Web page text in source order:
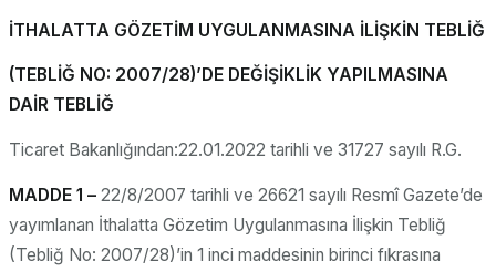
İTHALATTA GÖZETİM UYGULANMASINA İLİŞKİN TEBLİĞ
(TEBLİĞ NO: 2007/28)’DE DEĞİŞİKLİK YAPILMASINA
DAİR TEBLİĞ
Ticaret Bakanlığından:22.01.2022 tarihli ve 31727 sayılı R.G.
MADDE 1 – 22/8/2007 tarihli ve 26621 sayılı Resmî Gazete’de
yayımlanan İthalatta Gözetim Uygulanmasına İlişkin Tebliğ
(Tebliğ No: 2007/28)’in 1 inci maddesinin birinci fıkrasına